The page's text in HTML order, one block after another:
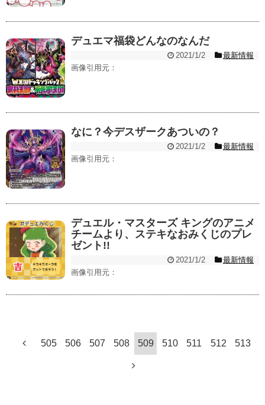
デュエマ福袋どんなのなんだ
2021/1/2
最新情報
画像引用元：
なに？今デスザークあついの？
2021/1/2
最新情報
画像引用元：
デュエル・マスターズ キングのアニメ
チームより、ステキなおみくじのプレ
ゼント!!
2021/1/2
最新情報
画像引用元：
505 506 507 508 509 510 511 512 513